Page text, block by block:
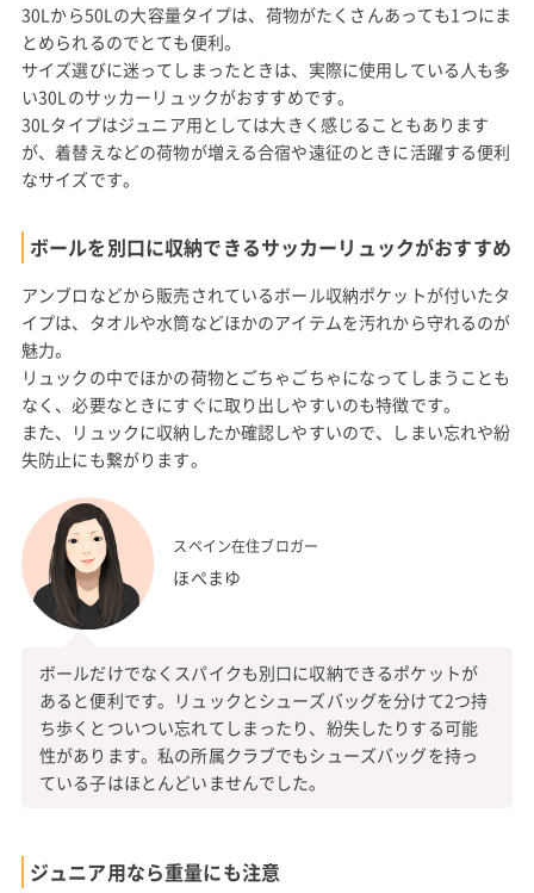
30Lから50Lの大容量タイプは、荷物がたくさんあっても1つにま
とめられるのでとても便利。
サイズ選びに迷ってしまったときは、実際に使用している人も多
い30Lのサッカーリュックがおすすめです。
30Lタイプはジュニア用としては大きく感じることもあります
が、着替えなどの荷物が増える合宿や遠征のときに活躍する便利
なサイズです。
ボールを別口に収納できるサッカーリュックがおすすめ
アンブロなどから販売されているボール収納ポケットが付いたタ
イプは、タオルや水筒などほかのアイテムを汚れから守れるのが
魅力。
リュックの中でほかの荷物とごちゃごちゃになってしまうことも
なく、必要なときにすぐに取り出しやすいのも特徴です。
また、リュックに収納したか確認しやすいので、しまい忘れや紛
失防止にも繋がります。
スペイン在住ブロガー
ほぺまゆ
ボールだけでなくスパイクも別口に収納できるポケットが
あると便利です。リュックとシューズバッグを分けて2つ持
ち歩くとついつい忘れてしまったり、紛失したりする可能
性があります。私の所属クラブでもシューズバッグを持っ
ている子はほとんどいませんでした。
ジュニア用なら重量にも注意